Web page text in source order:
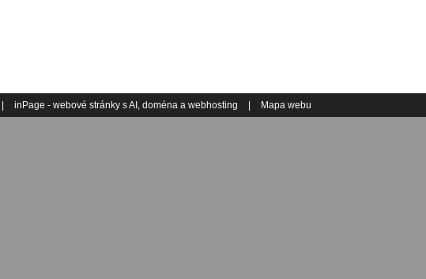
inPage - webové stránky s AI, doména a webhosting Mapa webu